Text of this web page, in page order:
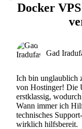
Docker
Gad
Ich bin unglaublich
von Hostinger! Die
erstklassig,
Wann immer ich
technisches
wirklich hilfsbereit.